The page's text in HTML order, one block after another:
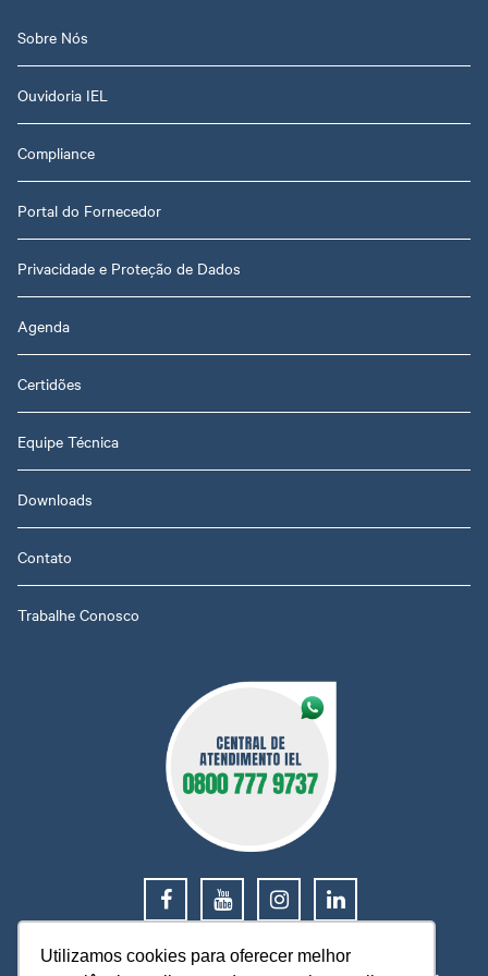
Utilizamos cookies para oferecer melhor
Sobre Nós
Ouvidoria IEL
Compliance
Portal do Fornecedor
Privacidade e Proteção de Dados
Agenda
Certidões
Equipe Técnica
Downloads
Contato
Trabalhe Conosco
0800 777 9737